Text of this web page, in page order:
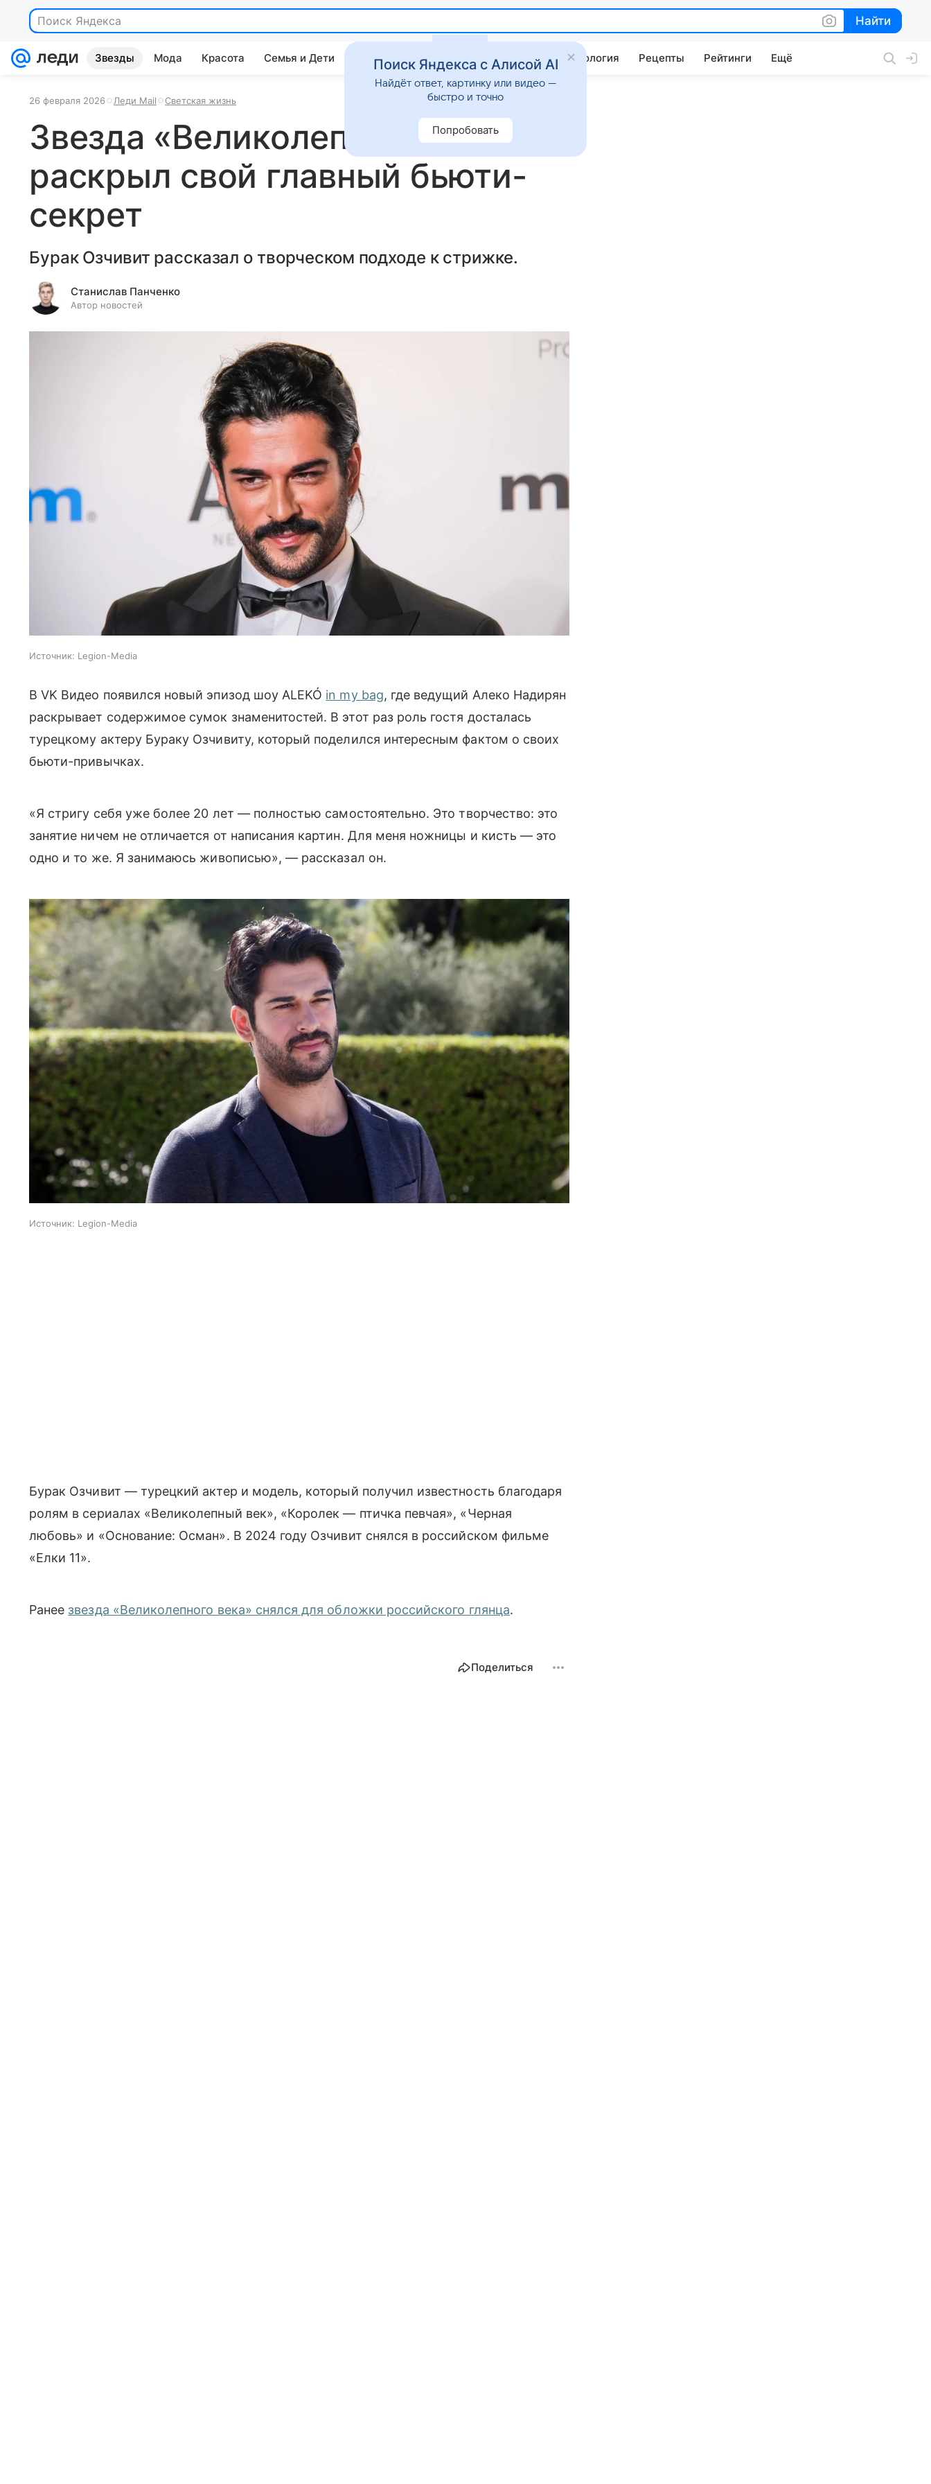
Поиск Яндекса Найти
Найти
Звезды Мода Красота Семья и Дети Дом Гороскопы Стиль жизни Психология Рецепты Рейтинги Ещё
26 февраля 2026 Леди Mail Светская жизнь
Звезда «Великолепного века»
раскрыл свой главный бьюти-
секрет
Бурак Озчивит рассказал о творческом подходе к стрижке.
Станислав Панченко
Автор новостей
Источник: Legion-Media
В VK Видео появился новый эпизод шоу ALEKÓ in my bag, где ведущий Алеко Надирян
раскрывает содержимое сумок знаменитостей. В этот раз роль гостя досталась
турецкому актеру Бураку Озчивиту, который поделился интересным фактом о своих
бьюти-привычках.
«Я стригу себя уже более 20 лет — полностью самостоятельно. Это творчество: это
занятие ничем не отличается от написания картин. Для меня ножницы и кисть — это
одно и то же. Я занимаюсь живописью», — рассказал он.
Источник: Legion-Media
Бурак Озчивит — турецкий актер и модель, который получил известность благодаря
ролям в сериалах «Великолепный век», «Королек — птичка певчая», «Черная
любовь» и «Основание: Осман». В 2024 году Озчивит снялся в российском фильме
«Елки 11».
Ранее звезда «Великолепного века» снялся для обложки российского глянца.
Поделиться
Поиск Яндекса с Алисой AI
Найдёт ответ, картинку или видео —
быстро и точно
Попробовать